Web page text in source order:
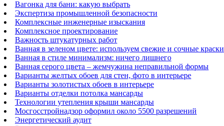
Вагонка для бани: какую выбрать
Экспертиза промышленной безопасности
Комплексные инженерные изыскания
Комплексное проектирование
Важность штукатурных работ
Ванная в зеленом цвете: используем свежие и сочные краски
Ванная в стиле минимализм: ничего лишнего
Ванная серого цвета – жемчужина неправильной формы
Варианты желтых обоев для стен, фото в интерьере
Варианты золотистых обоев в интерьере
Варианты отделки потолка мансарды
Технологии утепления крыши мансарды
Мосгосстройнадзор оформил около 5500 разрешений
Энергетический аудит